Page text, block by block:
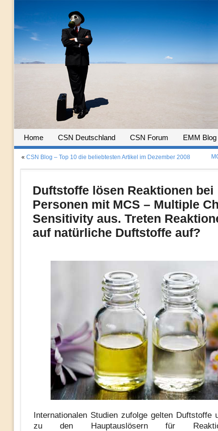
Home CSN Deutschland CSN Forum EMM Blog
« CSN Blog – Top 10 die beliebtesten Artikel im Dezember 2008
Duftstoffe lösen Reaktionen bei
Personen mit MCS – Multiple
Sensitivity aus. Treten
auf natürliche Duftstoffe auf?
Internationalen Studien zufolge gelten Duftstoffe
zu den Hauptauslösern für